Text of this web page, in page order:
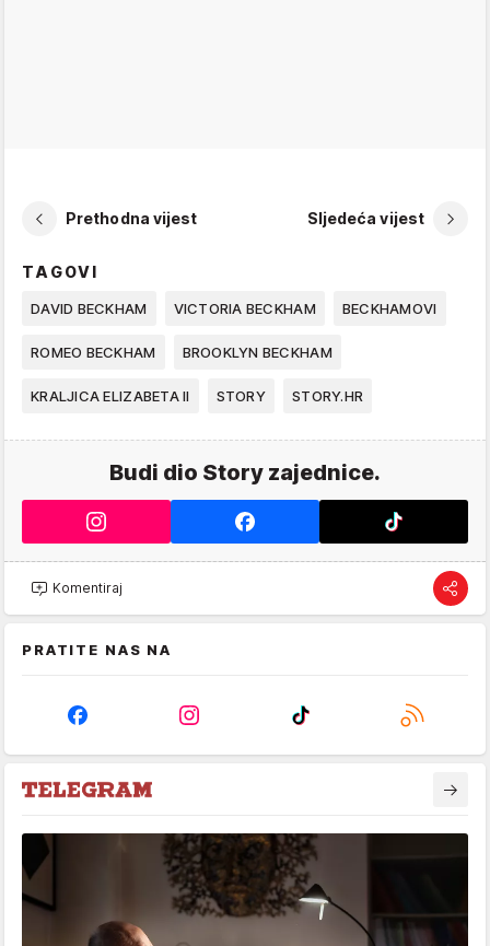
Prethodna vijest Sljedeća vijest
TAGOVI
DAVID BECKHAM VICTORIA BECKHAM BECKHAMOVI
ROMEO BECKHAM BROOKLYN BECKHAM
KRALJICA ELIZABETA II STORY STORY.HR
Budi dio Story zajednice.
Komentiraj
PRATITE NAS NA